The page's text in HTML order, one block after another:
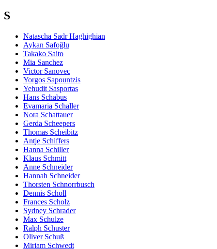
S
Natascha Sadr Haghighian
Aykan Safoğlu
Takako Saito
Mia Sanchez
Victor Sanovec
Yorgos Sapountzis
Yehudit Sasportas
Hans Schabus
Evamaria Schaller
Nora Schattauer
Gerda Scheepers
Thomas Scheibitz
Antje Schiffers
Hanna Schiller
Klaus Schmitt
Anne Schneider
Hannah Schneider
Thorsten Schnorrbusch
Dennis Scholl
Frances Scholz
Sydney Schrader
Max Schulze
Ralph Schuster
Oliver Schuß
Miriam Schwedt